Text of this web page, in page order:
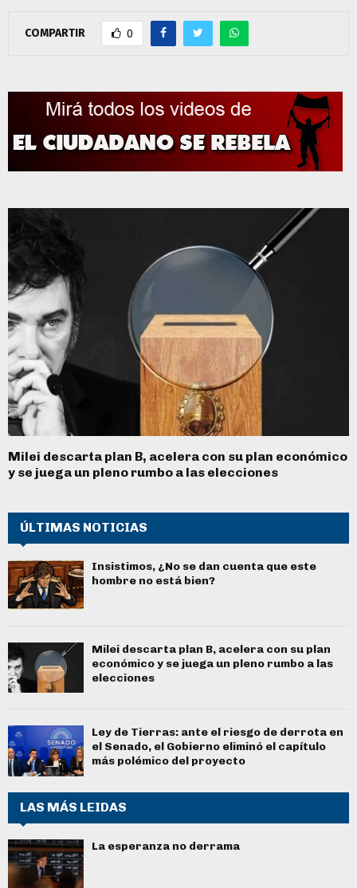
COMPARTIR 0
Milei descarta plan B, acelera con su plan económico
y se juega un pleno rumbo a las elecciones
ÚLTIMAS NOTICIAS
Insistimos, ¿No se dan cuenta que este
hombre no está bien?
Milei descarta plan B, acelera con su plan
económico y se juega un pleno rumbo a las
elecciones
Ley de Tierras: ante el riesgo de derrota en
el Senado, el Gobierno eliminó el capítulo
más polémico del proyecto
LAS MÁS LEIDAS
La esperanza no derrama